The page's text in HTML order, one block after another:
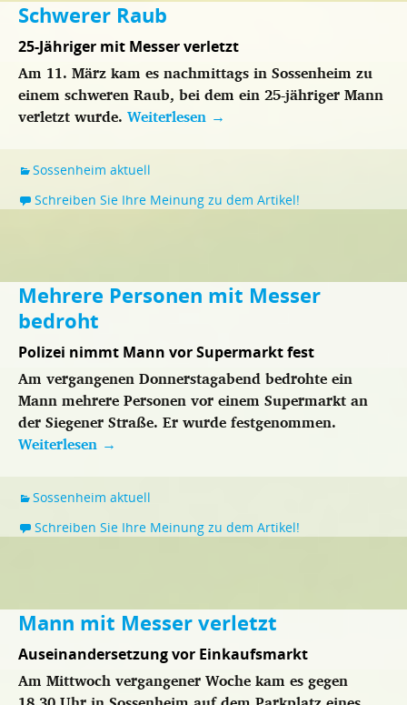
Schwerer Raub
25-Jähriger mit Messer verletzt
Am 11. März kam es nachmittags in Sossenheim zu
einem schweren Raub, bei dem ein 25-jähriger Mann
verletzt wurde. Weiterlesen →
Sossenheim aktuell
Schreiben Sie Ihre Meinung zu dem Artikel!
Mehrere Personen mit Messer
bedroht
Polizei nimmt Mann vor Supermarkt fest
Am vergangenen Donnerstagabend bedrohte ein
Mann mehrere Personen vor einem Supermarkt an
der Siegener Straße. Er wurde festgenommen.
Weiterlesen →
Sossenheim aktuell
Schreiben Sie Ihre Meinung zu dem Artikel!
Mann mit Messer verletzt
Auseinandersetzung vor Einkaufsmarkt
Am Mittwoch vergangener Woche kam es gegen